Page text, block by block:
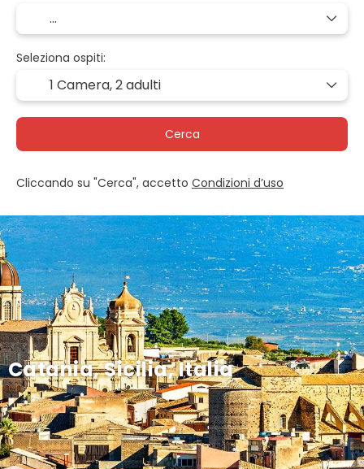
Catania, Sicilia, Italia
Seleziona ospiti:
1 Camera,2 adulti
Cerca
Cliccando su "Cerca", accetto Condizioni d’uso